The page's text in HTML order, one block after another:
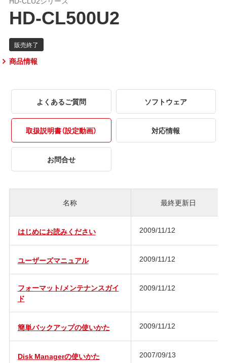
HD-CL500U2
商品情報
よくあるご質問 ソフトウェア
取扱説明書（設定動画） 対応情報
お問合せ
名称 最終更新日
はじめにお読みください 2009/11/12
ユーザーズマニュアル 2009/11/12
フォーマット/メンテナンスガイ
ド
2009/11/12
簡単バックアップの使いかた 2009/11/12
Disk Managerの使いかた 2007/09/13